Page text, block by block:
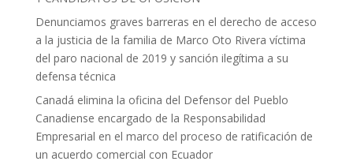
Denunciamos graves barreras en el derecho de acceso
a la justicia de la familia de Marco Oto Rivera víctima
del paro nacional de 2019 y sanción ilegítima a su
defensa técnica
Canadá elimina la oficina del Defensor del Pueblo
Canadiense encargado de la Responsabilidad
Empresarial en el marco del proceso de ratificación de
un acuerdo comercial con Ecuador